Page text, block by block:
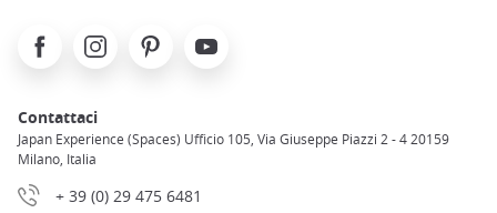
FacebookInstagramPinterest Youtube
Contattaci
Japan Experience (Spaces) Ufficio 105, Via Giuseppe Piazzi 2 - 4 20159
Milano, Italia
+ 39 (0) 29 475 6481